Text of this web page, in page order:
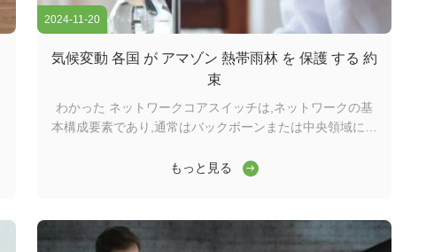
2024-11-20
気候変動 各国 が アマゾン 熱帯雨林 を 保護 する 約
束
わかった ネットワークコアスイッチは,ネットワークの基
本構成要素であり,通常はバックボーンまたは中央領域に位
な運用を確保する上で重要な役割を果たしますワイダーコ
じてサーバー,インターネットサービスプロバイダー (ISP)
との接続を容易にする.そして他のスイッチの合計効率的に
もっと見る